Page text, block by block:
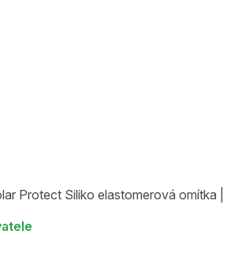
Protect Siliko elastomerová omítka